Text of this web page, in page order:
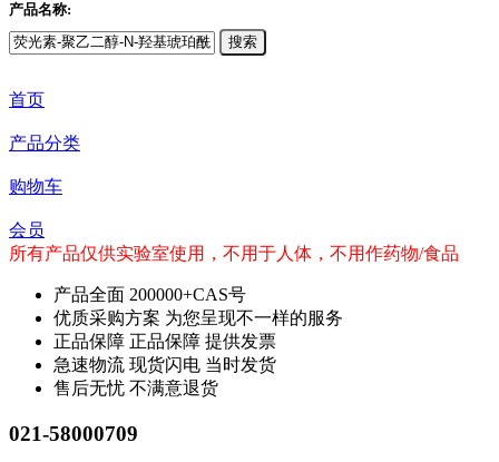
产品名称:
搜索
首页
产品分类
购物车
会员
所有产品仅供实验室使用，不用于人体，不用作药物/食品
产品全面 200000+CAS号
优质采购方案 为您呈现不一样的服务
正品保障 正品保障 提供发票
急速物流 现货闪电 当时发货
售后无忧 不满意退货
021-58000709